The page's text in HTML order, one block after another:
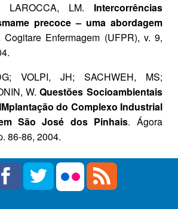
LAROCCA, LM. Intercorrências
precoce – uma abordagem
Cogitare Enfermagem (UFPR), v. 9,
VOLPI, JH; SACHWEH, MS;
W. Questões Socioambientais
do Complexo Industrial
São José dos Pinhais. Ágora
86-86, 2004.